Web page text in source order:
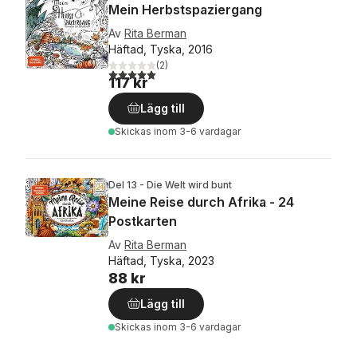
Mein Herbstspaziergang
Av Rita Berman
Häftad, Tyska, 2016
5,0utav 5 stjärnor. Totalt antal röster:
(2)
117 kr
Lägg till
Skickas inom 3-6 vardagar
Del 13 - Die Welt wird bunt
Meine Reise durch Afrika - 24
Postkarten
Av Rita Berman
Häftad, Tyska, 2023
88 kr
Lägg till
Skickas inom 3-6 vardagar